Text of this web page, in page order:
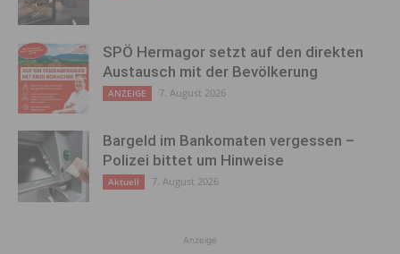
SPÖ Hermagor setzt auf den direkten
Austausch mit der Bevölkerung
ANZEIGE 7. August 2026
Bargeld im Bankomaten vergessen –
Polizei bittet um Hinweise
Aktuell 7. August 2026
Anzeige